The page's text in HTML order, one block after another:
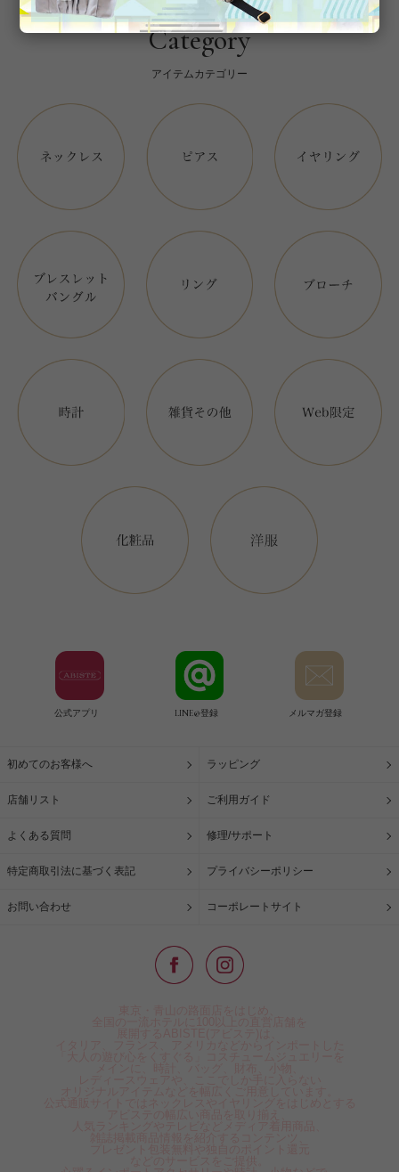
Category
アイテムカテゴリー
公式アプリ LINE@登録 メルマガ登録
初めてのお客様へ ラッピング
店舗リスト ご利用ガイド
よくある質問 修理/サポート
特定商取引法に基づく表記 プライバシーポリシー
お問い合わせ コーポレートサイト